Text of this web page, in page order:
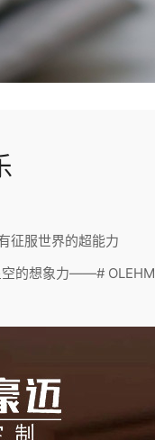
征服世界的超能力
空的想象力——# OLEHM